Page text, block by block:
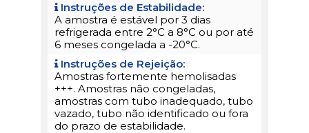
Instruções de Estabilidade:
A amostra é estável por 3 dias
refrigerada entre 2°C a 8°C ou por até
6 meses congelada a -20°C.
Instruções de Rejeição:
Amostras fortemente hemolisadas
+++. Amostras não congeladas,
amostras com tubo inadequado, tubo
vazado, tubo não identificado ou fora
do prazo de estabilidade.